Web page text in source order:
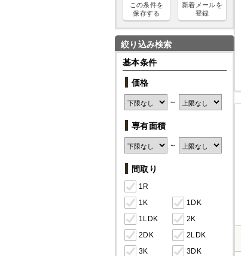
この条件を
保存する
新着メールを
登録
絞り込み検索
基本条件
価格
～
専有面積
～
間取り
1R
1K
1DK
1LDK
2K
2DK
2LDK
3K
3DK